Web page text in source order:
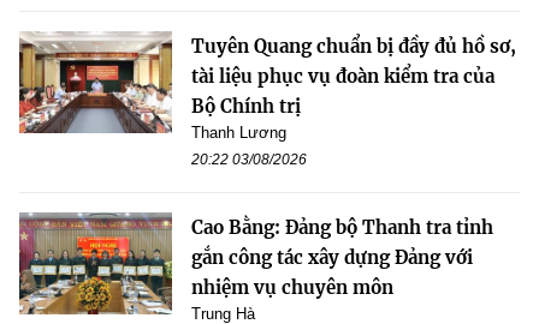
Tuyên Quang chuẩn bị đầy đủ hồ sơ,
tài liệu phục vụ đoàn kiểm tra của
Bộ Chính trị
Thanh Lương
20:22 03/08/2026
Cao Bằng: Đảng bộ Thanh tra tỉnh
gắn công tác xây dựng Đảng với
nhiệm vụ chuyên môn
Trung Hà